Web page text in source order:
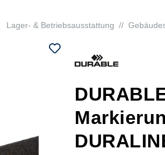
Lager- & Betriebsausstattung //